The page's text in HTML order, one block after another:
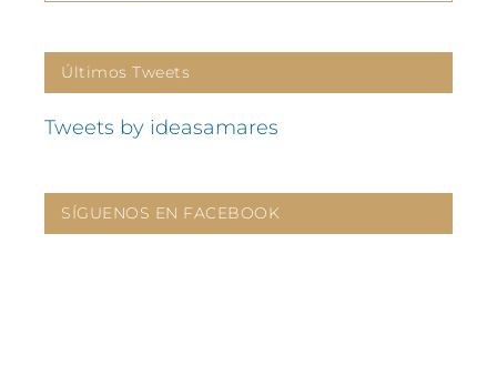
Últimos Tweets
Tweets by ideasamares
SÍGUENOS EN FACEBOOK